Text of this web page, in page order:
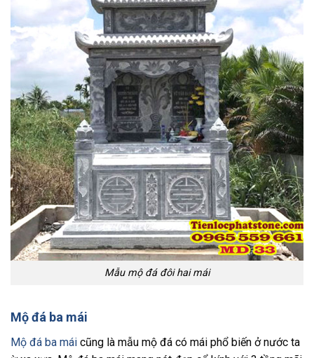
Mẫu mộ đá đôi hai mái
Mộ đá ba mái
Mộ đá ba mái cũng là mẫu mộ đá có mái phổ biến ở nước ta